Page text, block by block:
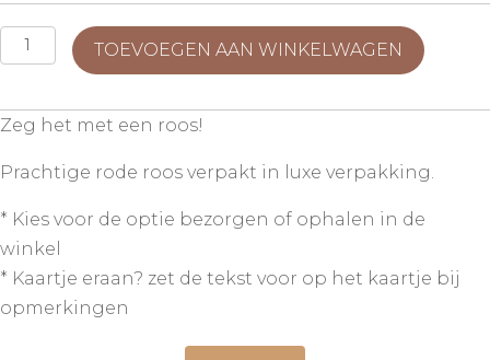
Roos
in
verpakking
TOEVOEGEN AAN WINKELWAGEN
Zeg het met een roos!
Prachtige rode roos verpakt in luxe verpakking.
* Kies voor de optie bezorgen of ophalen in de
winkel
* Kaartje eraan? zet de tekst voor op het kaartje bij
opmerkingen